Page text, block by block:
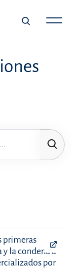
×
primeras
la condena a
por